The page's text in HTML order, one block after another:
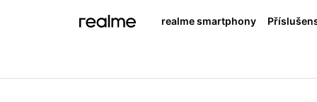
realme smartphony